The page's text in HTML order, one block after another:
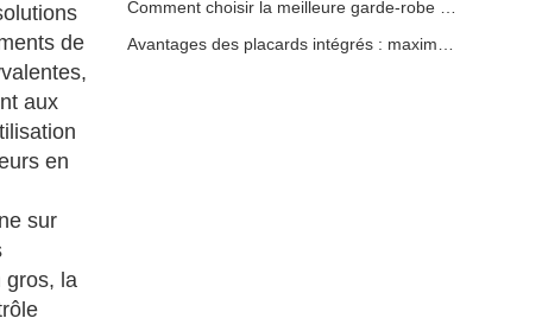
de
aux
en
sur
gros, la
Avantages des placards intégrés : maximiser la valeur et la qualité